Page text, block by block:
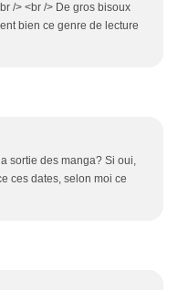
/> <br /> De gros bisoux
bien ce genre de lecture
sortie des manga? Si oui,
ces dates, selon moi ce